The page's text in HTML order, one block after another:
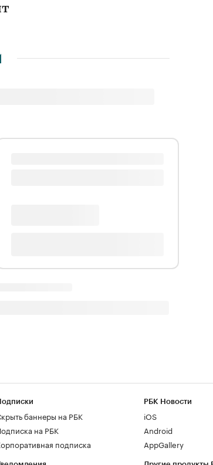
баннеры на РБК
на РБК
подписка
РБК Новости
iOS
Android
AppGallery